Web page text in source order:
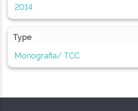
2014
Type
Monografia/ TCC